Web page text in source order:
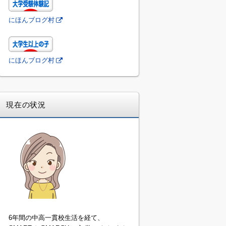
にほんブログ村
にほんブログ村
現在の状況
6年間の中高一貫校生活を経て、